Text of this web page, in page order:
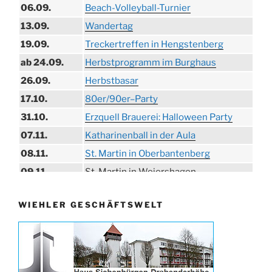
06.09.
Beach-Volleyball-Turnier
13.09.
Wandertag
19.09.
Treckertreffen in Hengstenberg
ab 24.09.
Herbstprogramm im Burghaus
26.09.
Herbstbasar
17.10.
80er/90er–Party
31.10.
Erzquell Brauerei: Halloween Party
07.11.
Katharinenball in der Aula
08.11.
St. Martin in Oberbantenberg
09.11.
St. Martin in Weiershagen
11.11.
„DÜX“ im Burghaus
14.11.
Proklamation der Tollitäten
15.11.
Konzert Bielsteiner Männerchor
15.11.
Volkstrauertag am Ehrenmal
WIEHLER GESCHÄFTSWELT